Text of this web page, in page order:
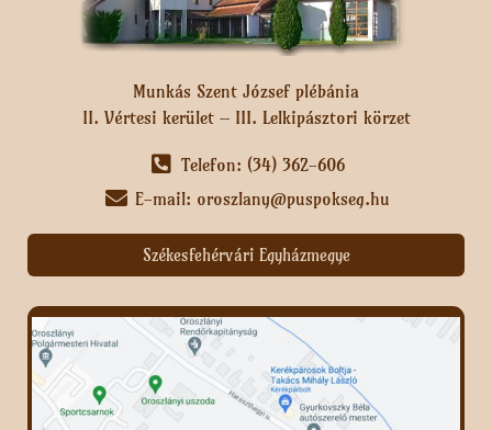
Munkás Szent József plébánia
II. Vértesi kerület – III. Lelkipásztori körzet
Telefon: (34) 362-606
E-mail: oroszlany@puspokseg.hu
Székesfehérvári Egyházmegye